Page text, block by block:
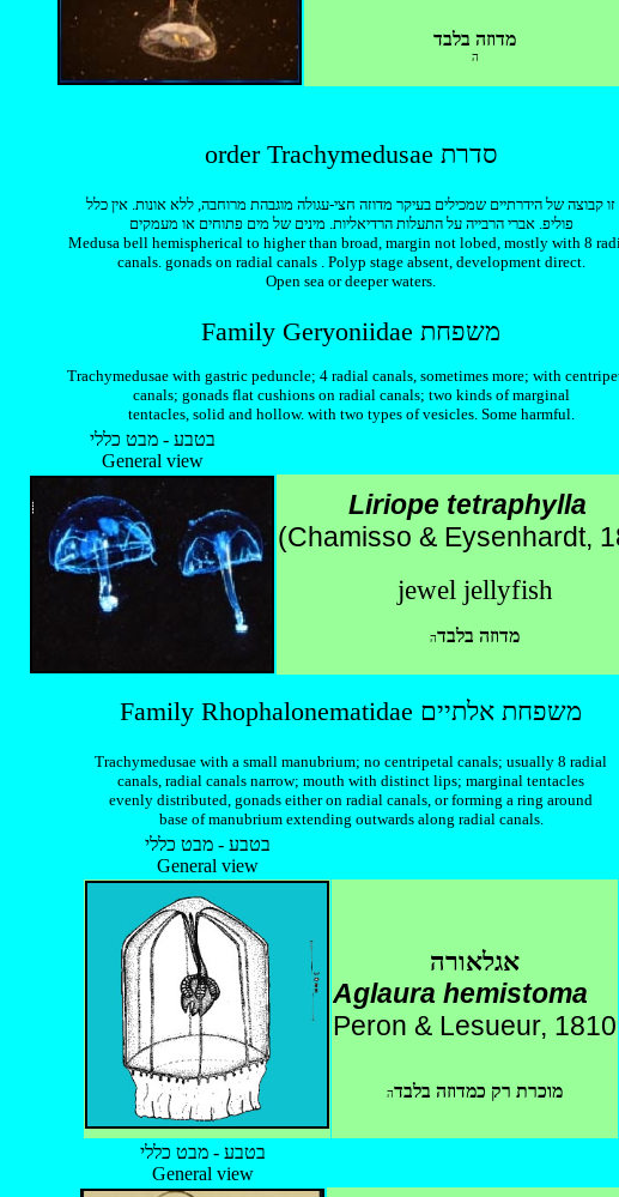
מדוזה בלבד
ה
order Trachymedusae סדרת
זו קבוצה של הידרתיים שמכילים בעיקר מדוזה חצי-עגולה מוגבהת מרוחבה, ללא אונות. אין כלל
פוליפ. אברי הרבייה על התעלות הרדיאליות. מינים של מים פתוחים או מעמקים
Medusa bell hemispherical to higher than broad, margin not lobed, mostly with 8
canals. gonads on radial canals . Polyp stage absent, development direct.
Open sea or deeper waters.
Family Geryoniidae משפחת
Trachymedusae with gastric peduncle; 4 radial canals, sometimes more; with
canals; gonads flat cushions on radial canals; two kinds of marginal
tentacles, solid and hollow. with two types of vesicles. Some harmful.
בטבע - מבט כללי
General view
Liriope tetraphylla
(Chamisso & Eysenhardt,
jewel jellyfish
מדוזה בלבדה
Family Rhophalonematidae משפחת אלתיים
Trachymedusae with a small manubrium; no centripetal canals; usually 8 radial
canals, radial canals narrow; mouth with distinct lips; marginal tentacles
evenly distributed, gonads either on radial canals, or forming a ring around
base of manubrium extending outwards along radial canals.
בטבע - מבט כללי
General view
אגלאורה
Aglaura hemistoma
Peron & Lesueur, 1810
מוכרת רק כמדוזה בלבדה
בטבע - מבט כללי
General view